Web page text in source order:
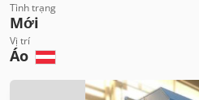
Tình trạng
Mới
Vị trí
Áo